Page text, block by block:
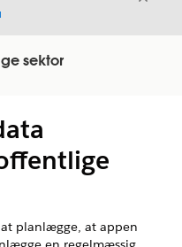
sektor
planlægge, at appen